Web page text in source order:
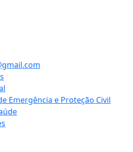
Emergência e Proteção Civil